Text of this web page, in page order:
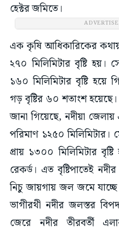
হেক্টর জমিতে।
এক কৃষি আধিকারিকের
২৭০ মিলিমিটার বৃষ্টি হয়।
১৬০ মিলিমিটার বৃষ্টি হয়ে
গড় বৃষ্টির ৬০ শতাংশ
জানা গিয়েছে, নদীয়া
পরিমাণ ১২৫০ মিলিমিটার।
প্রায় ১৩০০ মিলিমিটার
রেকর্ড। এত বৃষ্টিপাতেই
নিচু জায়গায় জল জমে
ভাগীরথী নদীর জলস্তর
জেরে নদীর তীরবর্তী